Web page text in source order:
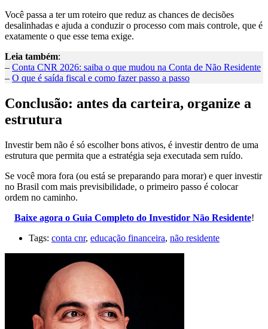
Você passa a ter um roteiro que reduz as chances de decisões
desalinhadas e ajuda a conduzir o processo com mais controle, que é
exatamente o que esse tema exige.
Leia também:
– Conta CNR 2026: saiba o que mudou na Conta de Não Residente
– O que é saída fiscal e como fazer passo a passo
Conclusão: antes da carteira, organize a
estrutura
Investir bem não é só escolher bons ativos, é investir dentro de uma
estrutura que permita que a estratégia seja executada sem ruído.
Se você mora fora (ou está se preparando para morar) e quer investir
no Brasil com mais previsibilidade, o primeiro passo é colocar
ordem no caminho.
Baixe agora o Guia Completo do Investidor Não Residente!
Tags: conta cnr, educação financeira, não residente